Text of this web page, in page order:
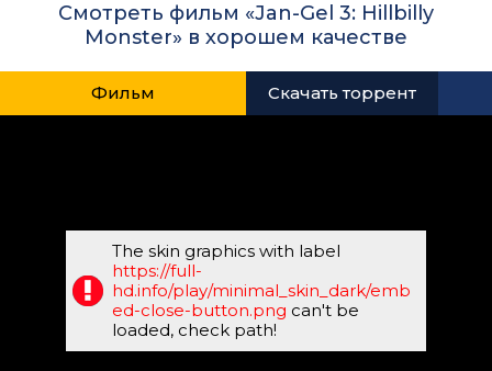
Смотреть фильм «Jan-Gel 3: Hillbilly
Monster» в хорошем качестве
Фильм Скачать торрент
The skin graphics with label
https://full-
hd.info/play/minimal_skin_dark/emb
ed-close-button.png can't be
loaded, check path!